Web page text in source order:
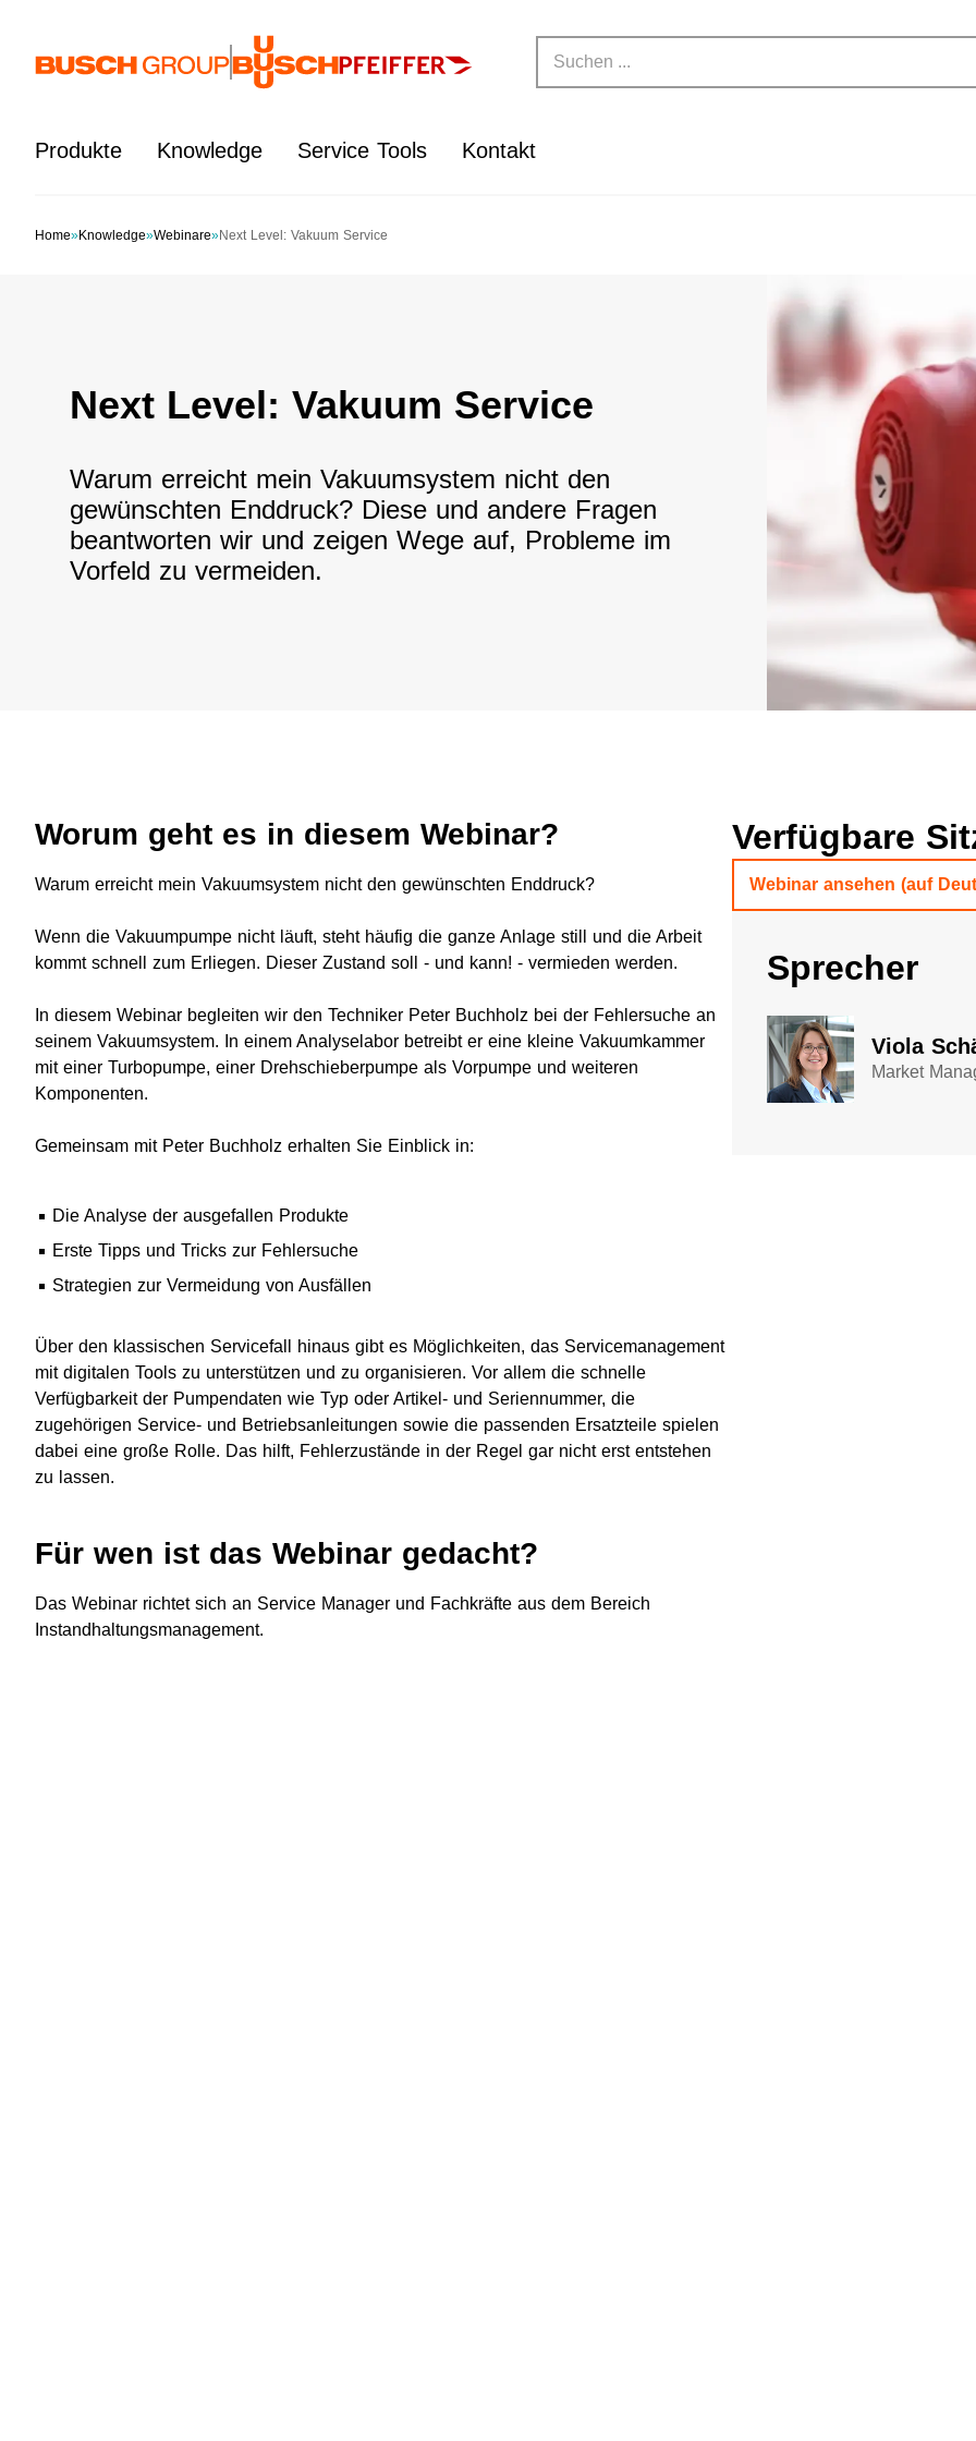
Produkte Knowledge Service Tools Kontakt
Home»Knowledge»Webinare»Next Level: Vakuum Service
Next Level: Vakuum Service
Warum erreicht mein Vakuumsystem nicht den
gewünschten Enddruck? Diese und andere Fragen
beantworten wir und zeigen Wege auf, Probleme im
Vorfeld zu vermeiden.
Worum geht es in diesem Webinar?
Warum erreicht mein Vakuumsystem nicht den gewünschten Enddruck?
Wenn die Vakuumpumpe nicht läuft, steht häufig die ganze Anlage still und die Arbeit
kommt schnell zum Erliegen. Dieser Zustand soll - und kann! - vermieden werden.
In diesem Webinar begleiten wir den Techniker Peter Buchholz bei der Fehlersuche an
seinem Vakuumsystem. In einem Analyselabor betreibt er eine kleine Vakuumkammer
mit einer Turbopumpe, einer Drehschieberpumpe als Vorpumpe und weiteren
Komponenten.
Gemeinsam mit Peter Buchholz erhalten Sie Einblick in:
Die Analyse der ausgefallen Produkte
Erste Tipps und Tricks zur Fehlersuche
Strategien zur Vermeidung von Ausfällen
Über den klassischen Servicefall hinaus gibt es Möglichkeiten, das Servicemanagement
mit digitalen Tools zu unterstützen und zu organisieren. Vor allem die schnelle
Verfügbarkeit der Pumpendaten wie Typ oder Artikel- und Seriennummer, die
zugehörigen Service- und Betriebsanleitungen sowie die passenden Ersatzteile spielen
dabei eine große Rolle. Das hilft, Fehlerzustände in der Regel gar nicht erst entstehen
zu lassen.
Für wen ist das Webinar gedacht?
Das Webinar richtet sich an Service Manager und Fachkräfte aus dem Bereich
Instandhaltungsmanagement.
Verfügbare
Webinar ansehen (auf
Sprecher
Viola
Market